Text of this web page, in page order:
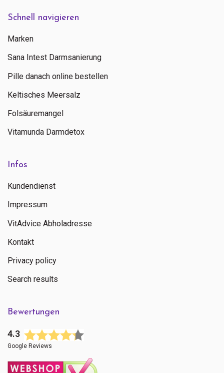
Schnell navigieren
Marken
Sana Intest Darmsanierung
Pille danach online bestellen
Keltisches Meersalz
Folsäuremangel
Vitamunda Darmdetox
Infos
Kundendienst
Impressum
VitAdvice Abholadresse
Kontakt
Privacy policy
Search results
Bewertungen
4.3
Google Reviews